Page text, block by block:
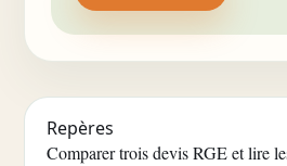
Repères
Comparer trois devis RGE et lire